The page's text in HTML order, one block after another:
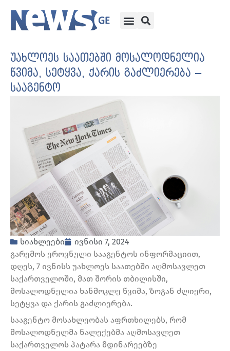
უახლოეს საათებში მოსალოდნელია
წვიმა, სეტყვა, ქარის გაძლიერება –
სააგენტო
სიახლეები
ივნისი 7, 2024
გარემოს ეროვნული სააგენტოს ინფორმაციით,
დღეს, 7 ივნისს უახლოეს საათებში აღმოსავლეთ
საქართველოში, მათ შორის თბილისში,
მოსალოდნელია ხანმოკლე წვიმა, ზოგან ძლიერი,
სეტყვა და ქარის გაძლიერება.
სააგენტო მოსახლეობას აფრთხილებს, რომ
მოსალოდნელმა ნალექებმა აღმოსავლეთ
საქართველოს პატარა მდინარეებზე